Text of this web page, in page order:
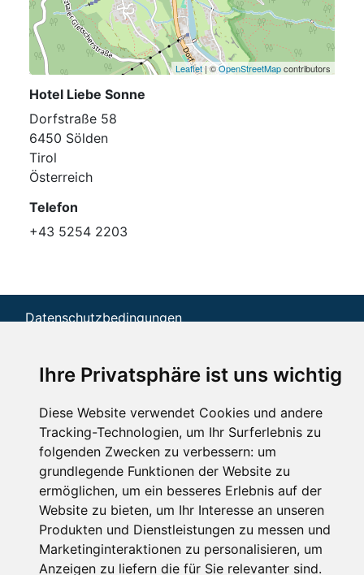
Ihre Privatsphäre ist uns wichtig
Diese Website verwendet Cookies und andere
Tracking-Technologien, um Ihr Surferlebnis zu
folgenden Zwecken zu verbessern: um
grundlegende Funktionen der Website zu
ermöglichen, um ein besseres Erlebnis auf der
Website zu bieten, um Ihr Interesse an unseren
Produkten und Dienstleistungen zu messen und
Marketinginteraktionen zu personalisieren, um
Anzeigen zu liefern die für Sie relevanter sind.
Leaflet| ©OpenStreetMapcontributors
Hotel Liebe Sonne
Dorfstraße 58
6450 Sölden
Tirol
Österreich
Telefon
+43 5254 2203
Datenschutzbedingungen
Nutzungsbedingungen Impressum Kontakt
Copyright © Schneemenschen GmbH 2026